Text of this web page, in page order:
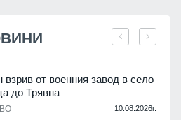
взрив от военния завод в село
до Трявна
10.08.2026г.